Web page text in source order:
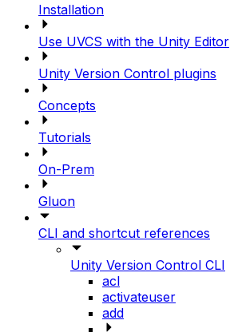
Installation
Use UVCS with the Unity Editor
Unity Version Control plugins
Concepts
Tutorials
On-Prem
Gluon
CLI and shortcut references
Unity Version Control CLI
acl
activateuser
add